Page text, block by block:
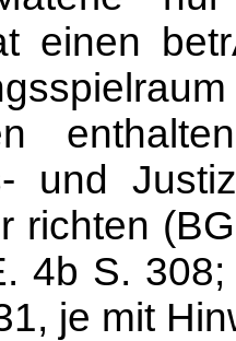
einen
und
richten
4b S.
je mit